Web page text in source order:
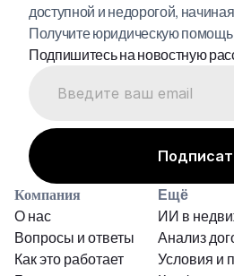
доступной и недорогой,
Получите юридическую помощь
Подпишитесь на новостную
Компания
О нас
Вопросы и ответы
Как это работает
Ещё
Условия и
Анализ
ИИ в